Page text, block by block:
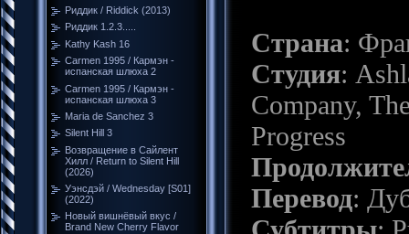
Риддик / Riddick (2013)
Риддик 1.2.3.....
Kathy Kash 16
Carmen 1995 / Кармэн -
испанская шлюха 2
Carmen 1995 / Кармэн -
испанская шлюха 3
Maria de Sanchez 3
Silent Hill 3
Возвращение в Сайлент
Хилл / Return to Silent Hill
(2026)
Уэнсдэй / Wednesday [S01]
(2022)
Новый вишнёвый вкус /
Brand New Cherry Flavor
Страна:
Студия:
Company,
Progress
Перевод: